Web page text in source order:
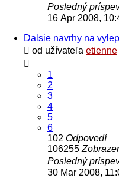
Posledný
16 Apr 2008,
Dalsie navrhy na
od užívateľa etienne
1
2
3
4
5
6
102 Odpovedí
106255
Posledný
30 Mar 2008,